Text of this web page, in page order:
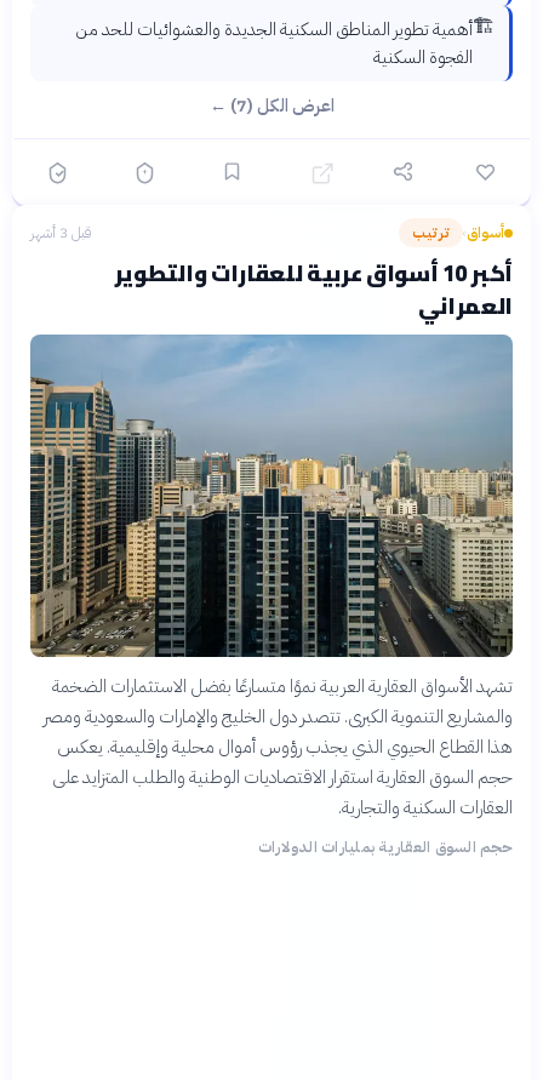
🏗️أهمية تطوير المناطق السكنية الجديدة والعشوائيات للحد من
الفجوة السكنية
اعرض الكل (7) ←
أسواق› ترتيب قبل 3 أشهر
أكبر 10 أسواق عربية للعقارات والتطوير
العمراني
تشهد الأسواق العقارية العربية نموًا متسارعًا بفضل الاستثمارات الضخمة
والمشاريع التنموية الكبرى. تتصدر دول الخليج والإمارات والسعودية ومصر
هذا القطاع الحيوي الذي يجذب رؤوس أموال محلية وإقليمية. يعكس
حجم السوق العقارية استقرار الاقتصاديات الوطنية والطلب المتزايد على
العقارات السكنية والتجارية.
حجم السوق العقارية بمليارات الدولارات